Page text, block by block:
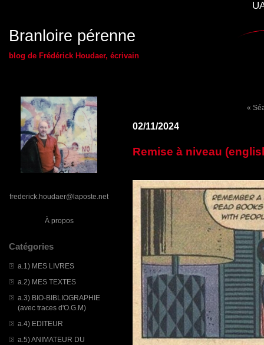
Branloire pérenne
blog de Frédérick Houdaer, écrivain
frederick.houdaer@laposte.net
À propos
Catégories
a.1) MES LIVRES
a.2) MES TEXTES
a.3) BIO-BIBLIOGRAPHIE
(avec traces d'O.G.M)
a.4) EDITEUR
a.5) ANIMATEUR DU
«
02/11/2024
Remise à niveau